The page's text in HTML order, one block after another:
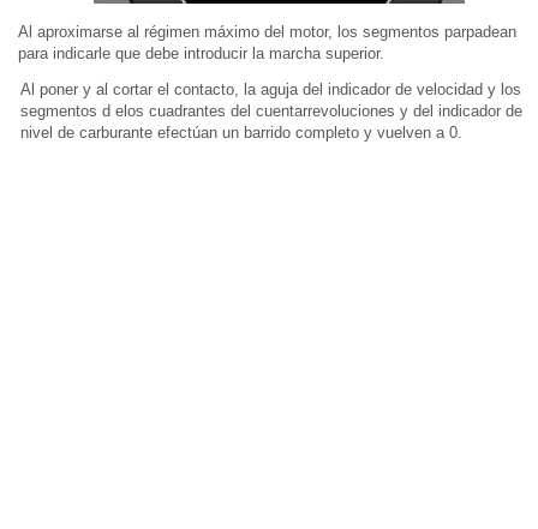
Al aproximarse al régimen máximo del motor, los segmentos parpadean
para indicarle que debe introducir la marcha superior.
Al poner y al cortar el contacto, la aguja del indicador de velocidad y los
segmentos d elos cuadrantes del cuentarrevoluciones y del indicador de
nivel de carburante efectúan un barrido completo y vuelven a 0.